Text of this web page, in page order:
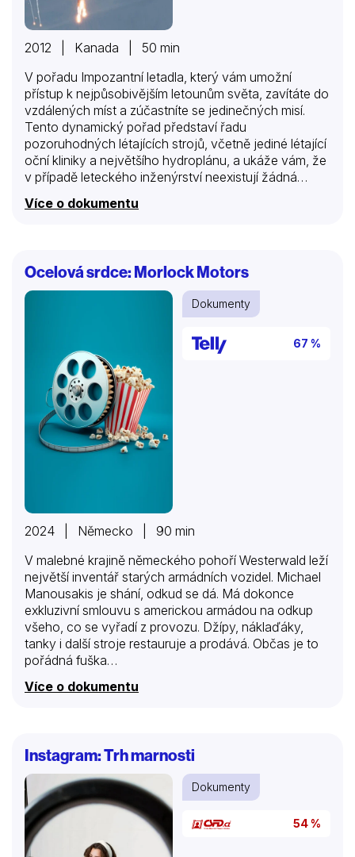
2012 | Kanada | 50 min
V pořadu Impozantní letadla, který vám umožní
přístup k nejpůsobivějším letounům světa, zavítáte do
vzdálených míst a zúčastníte se jedinečných misí.
Tento dynamický pořad představí řadu
pozoruhodných létajících strojů, včetně jediné létající
oční kliniky a největšího hydroplánu, a ukáže vám, že
v případě leteckého inženýrství neexistují žádná
Více o dokumentu
Ocelová srdce: Morlock Motors
Dokumenty
67 %
2024 | Německo | 90 min
V malebné krajině německého pohoří Westerwald leží
největší inventář starých armádních vozidel. Michael
Manousakis je shání, odkud se dá. Má dokonce
exkluzivní smlouvu s americkou armádou na odkup
všeho, co se vyřadí z provozu. Džípy, náklaďáky,
tanky i další stroje restauruje a prodává. Občas je to
pořádná fuška…
Více o dokumentu
Instagram: Trh marnosti
Dokumenty
54 %